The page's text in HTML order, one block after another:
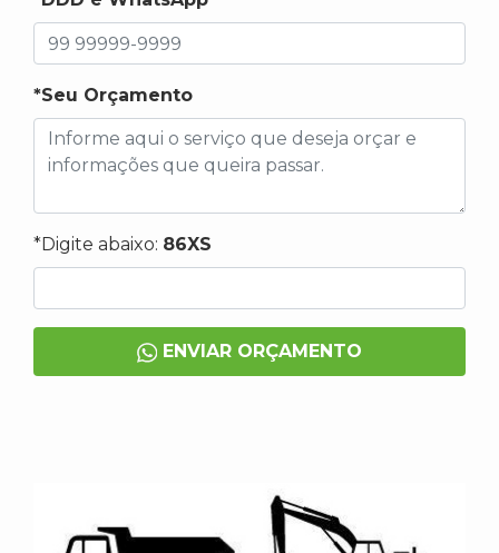
*Seu Orçamento
*Digite abaixo: 86XS
ENVIAR ORÇAMENTO